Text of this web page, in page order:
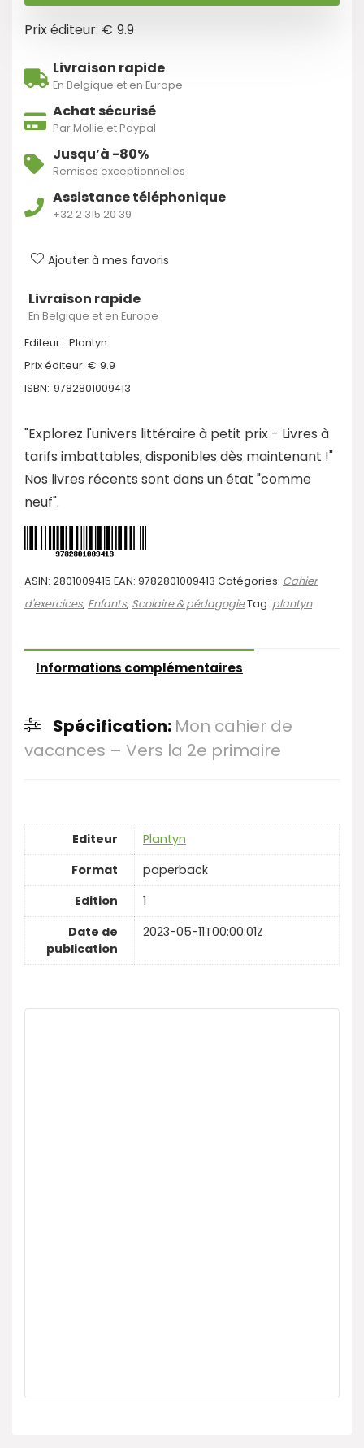
Prix éditeur: € 9.9
Livraison rapide
En Belgique et en Europe
Achat sécurisé
Par Mollie et Paypal
Jusqu’à -80%
Remises exceptionnelles
Assistance téléphonique
+32 2 315 20 39
Ajouter à mes favoris
Livraison rapide
En Belgique et en Europe
Editeur : Plantyn
Prix éditeur: € 9.9
ISBN: 9782801009413
"Explorez l'univers littéraire à petit prix - Livres à
tarifs imbattables, disponibles dès maintenant !"
Nos livres récents sont dans un état "comme
neuf".
ASIN: 2801009415 EAN: 9782801009413 Catégories: Cahier
d'exercices, Enfants, Scolaire & pédagogieTag: plantyn
Informations complémentaires
Spécification: Mon cahier de
vacances – Vers la 2e primaire
Editeur
Plantyn
Format
paperback
Edition
1
Date de
publication
2023-05-11T00:00:01Z